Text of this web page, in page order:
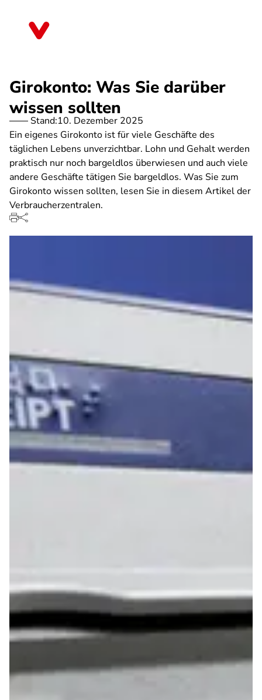
Girokonto: Was Sie darüber
wissen sollten
Stand:10. Dezember 2025
Ein eigenes Girokonto ist für viele Geschäfte des
täglichen Lebens unverzichtbar. Lohn und Gehalt werden
praktisch nur noch bargeldlos überwiesen und auch viele
andere Geschäfte tätigen Sie bargeldlos. Was Sie zum
Girokonto wissen sollten, lesen Sie in diesem Artikel der
Verbraucherzentralen.